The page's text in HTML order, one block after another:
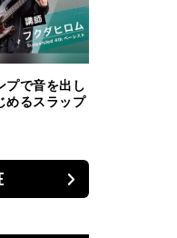
プで音を出し
めるスラップ